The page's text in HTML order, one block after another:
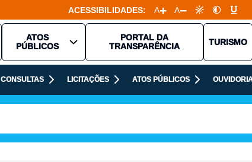
ACESSIBILIDADES: A A
ATOS
PÚBLICOS
PORTAL DA
TRANSPARÊNCIA
TURISMO
CONSULTAS LICITAÇÕES ATOS PÚBLICOS